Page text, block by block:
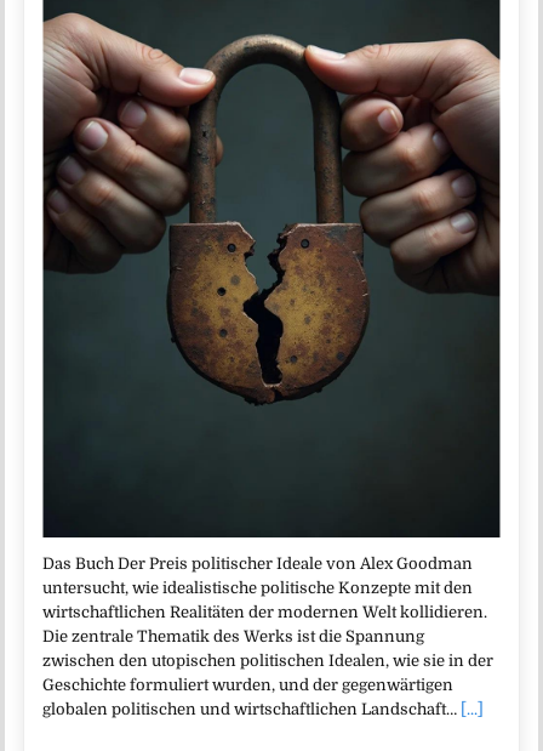
Das Buch Der Preis politischer Ideale von Alex Goodman
untersucht, wie idealistische politische Konzepte mit den
wirtschaftlichen Realitäten der modernen Welt kollidieren.
Die zentrale Thematik des Werks ist die Spannung
zwischen den utopischen politischen Idealen, wie sie in der
Geschichte formuliert wurden, und der gegenwärtigen
globalen politischen und wirtschaftlichen Landschaft… [...]